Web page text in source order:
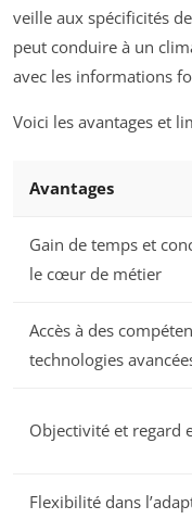
veille aux spécificités
peut conduire à un
avec les informations
Voici les avantages et
Avantages
Gain de temps et
le cœur de métier
Accès à des
technologies
Objectivité et regard
Flexibilité dans